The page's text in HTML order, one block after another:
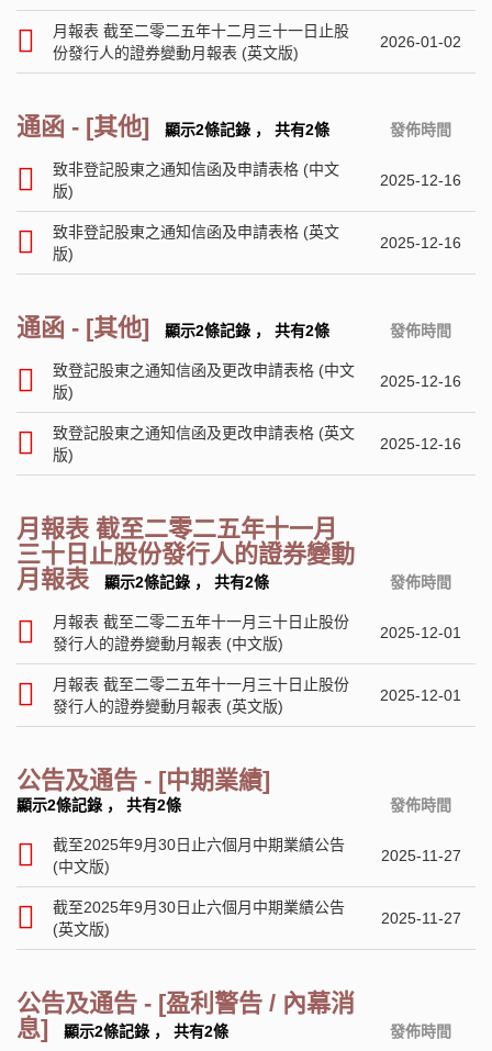
月報表 截至二零二五年十二月三十一日止股
份發行人的證券變動月報表 (英文版)
2026-01-02
通函 - [其他] 顯示2條記錄 ， 共有2條 發佈時間
致非登記股東之通知信函及申請表格 (中文
版)
2025-12-16
致非登記股東之通知信函及申請表格 (英文
版)
2025-12-16
通函 - [其他] 顯示2條記錄 ， 共有2條 發佈時間
致登記股東之通知信函及更改申請表格 (中文
版)
2025-12-16
致登記股東之通知信函及更改申請表格 (英文
版)
2025-12-16
月報表 截至二零二五年十一月
三十日止股份發行人的證券變動
月報表
顯示2條記錄 ， 共有2條 發佈時間
月報表 截至二零二五年十一月三十日止股份
發行人的證券變動月報表 (中文版)
2025-12-01
月報表 截至二零二五年十一月三十日止股份
發行人的證券變動月報表 (英文版)
2025-12-01
公告及通告 - [中期業績]
顯示2條記錄 ， 共有2條 發佈時間
截至2025年9月30日止六個月中期業績公告
(中文版)
2025-11-27
截至2025年9月30日止六個月中期業績公告
(英文版)
2025-11-27
公告及通告 - [盈利警告 / 內幕消
息]
顯示2條記錄 ， 共有2條 發佈時間